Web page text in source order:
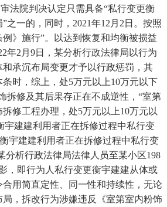
法院判决认定只需具备“私行变更衡
之一的，同时，2021年12月2日。按照
例》施行”。以达到恢复和均衡被损益
年2月9日，某分析行政法律局以行为
和承沉布局变更才予以行政惩罚，其
时，综上，处5万元以上10万元以下
拆修及其后果存正在不成逆性，“室第
修工程办理，处5万元以上10万元以
宇建建利用者正在拆修过程中私行变
宇建建利用者正在拆修过程中私行变
分析行政法律局法律人员至某小区198
，即行为人私行变更衡宇建建从体或
用简直定性、同一性和持续性，无论
，拆改行为涉嫌违反《室第室内粉饰